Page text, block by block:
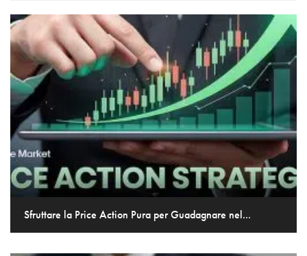
Sfruttare la Price Action Pura per Guadagnare nel...